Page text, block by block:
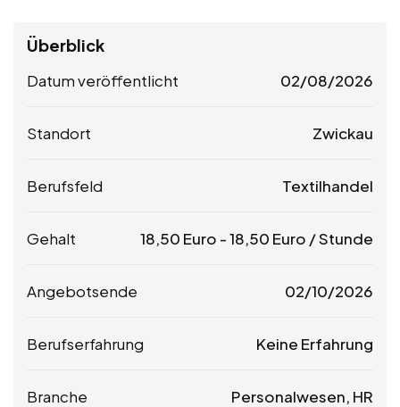
Überblick
Datum veröffentlicht 02/08/2026
Standort Zwickau
Berufsfeld Textilhandel
Gehalt 18,50 Euro -18,50 Euro / Stunde
Angebotsende 02/10/2026
Berufserfahrung Keine Erfahrung
Branche Personalwesen, HR